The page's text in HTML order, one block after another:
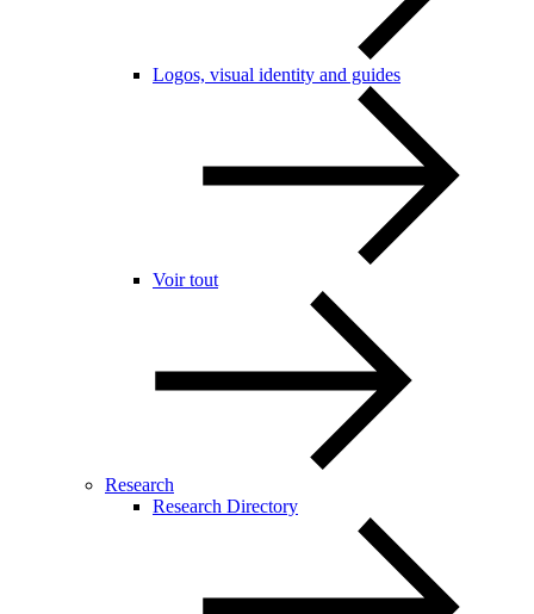
Logos, visual identity and guides
Voir tout
Research
Research Directory